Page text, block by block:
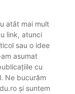
atât mai mult
link, atunci
sau o idee
asumat
cu
Ne bucurăm
și suntem